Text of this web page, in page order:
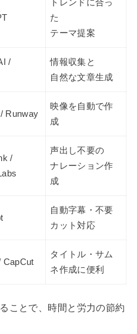
トレンドに合っ
た
テーマ提案
/
情報収集と
自然な文章生成
Runway
映像を自動で作
成
/
声出し不要の
ナレーション作
成
自動字幕・不要
カット対応
CapCut
タイトル・サム
ネ作成に便利
ことで、時間と労力の節約